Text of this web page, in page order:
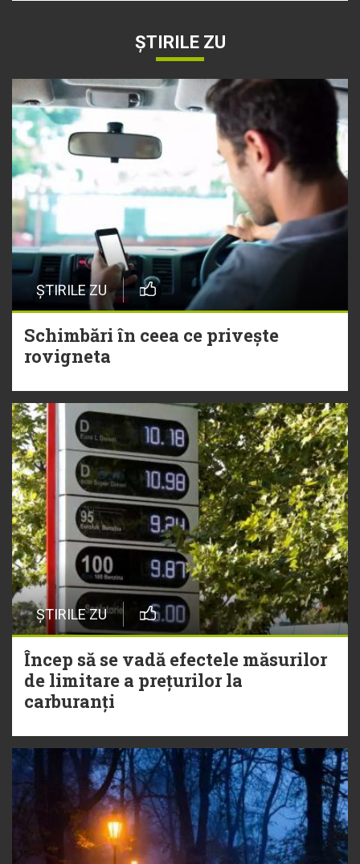
ȘTIRILE ZU
ȘTIRILE ZU
Schimbări în ceea ce privește
rovigneta
ȘTIRILE ZU
Încep să se vadă efectele măsurilor
de limitare a prețurilor la
carburanți